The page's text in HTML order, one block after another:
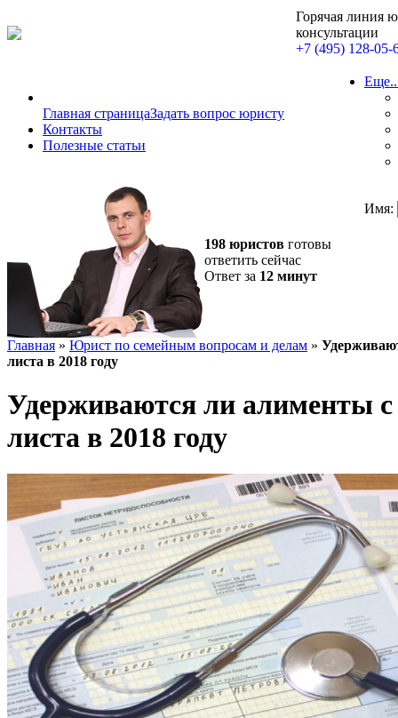
Горячая линия
консультации
+7 (495) 128-05-
Главная страницаЗадать вопрос юристу
Контакты
Полезные статьи
198 юристов готовы
ответить сейчас
Ответ за 12 минут
Имя:
Главная » Юрист по семейным вопросам и делам »
листа в 2018 году
Удерживаются ли алименты с
листа в 2018 году